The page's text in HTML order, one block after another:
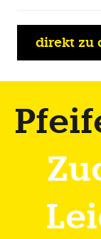
direkt zu